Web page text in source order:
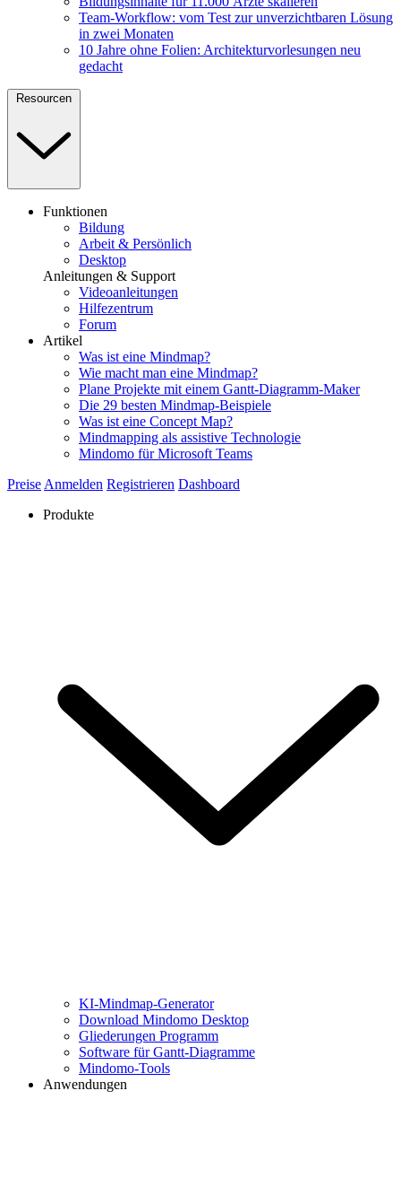
Team-Workflow: vom Test zur unverzichtbaren Lösung
in zwei Monaten
10 Jahre ohne Folien: Architekturvorlesungen neu
gedacht
Resourcen
Funktionen
Bildung
Arbeit & Persönlich
Desktop
Anleitungen & Support
Videoanleitungen
Hilfezentrum
Forum
Artikel
Was ist eine Mindmap?
Wie macht man eine Mindmap?
Plane Projekte mit einem Gantt-Diagramm-Maker
Die 29 besten Mindmap-Beispiele
Was ist eine Concept Map?
Mindmapping als assistive Technologie
Mindomo für Microsoft Teams
Preise Anmelden Registrieren Dashboard
Produkte
KI-Mindmap-Generator
Download Mindomo Desktop
Gliederungen Programm
Software für Gantt-Diagramme
Mindomo-Tools
Anwendungen